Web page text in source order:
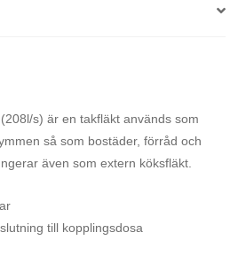
s) är en takfläkt används som
så som bostäder, förråd och
även som extern köksfläkt.
till kopplingsdosa